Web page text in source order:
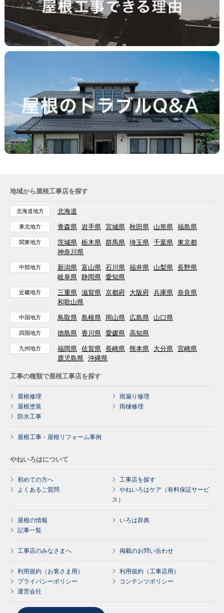
地域から屋根工事店を探す
北海道地方 北海道
東北地方 青森県 岩手県 宮城県 秋田県 山形県 福島県
関東地方 茨城県 栃木県 群馬県 埼玉県 千葉県 東京都
神奈川県
中部地方 新潟県 富山県 石川県 福井県 山梨県 長野県
岐阜県 静岡県 愛知県
近畿地方 三重県 滋賀県 京都府 大阪府 兵庫県 奈良県
和歌山県
中国地方 鳥取県 島根県 岡山県 広島県 山口県
四国地方 徳島県 香川県 愛媛県 高知県
九州地方 福岡県 佐賀県 長崎県 熊本県 大分県 宮崎県
鹿児島県 沖縄県
工事の種類で屋根工事店を探す
屋根修理
雨漏り修理
屋根塗装
雨樋修理
防水工事
屋根工事・屋根リフォーム事例
やねいろはについて
初めての方へ
工事店を探す
よくあるご質問
やねいろはケア（有料保証サービ
ス）
屋根の情報
いろは辞典
記事一覧
工事店のみなさまへ 掲載のお問い合わせ
利用規約（お客さま用）
利用規約（工事店用）
プライバシーポリシー
コンテンツポリシー
運営会社